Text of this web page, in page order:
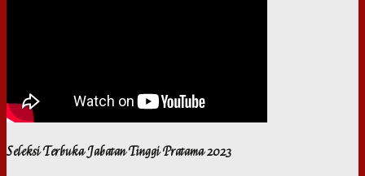
Seleksi Terbuka Jabatan Tinggi Pratama 2023